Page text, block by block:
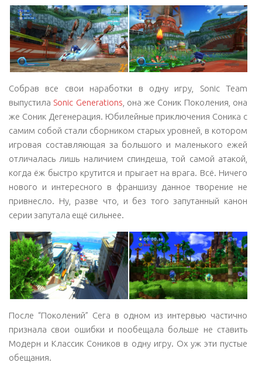
Собрав все свои наработки в одну игру, Sonic Team
выпустила Sonic Generations , она же Соник Поколения, она
же Соник Дегенерация. Юбилейные приключения Соника с
самим собой стали сборником старых уровней, в котором
игровая составляющая за большого и маленького ежей
отличалась лишь наличием спиндеша, той самой атакой,
когда ёж быстро крутится и прыгает на врага. Всё. Ничего
нового и интересного в франшизу данное творение не
привнесло. Ну, разве что, и без того запутанный канон
серии запутала ещё сильнее.
После “Поколений” Сега в одном из интервью частично
признала свои ошибки и пообещала больше не ставить
Модерн и Классик Соников в одну игру. Ох уж эти пустые
обещания.